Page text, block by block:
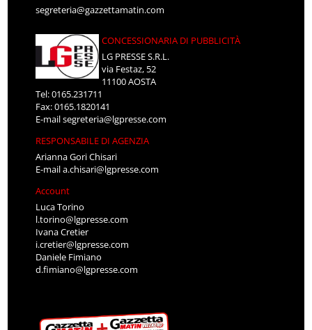
segreteria@gazzettamatin.com
CONCESSIONARIA DI PUBBLICITÀ
LG PRESSE S.R.L.
via Festaz, 52
11100 AOSTA
Tel: 0165.231711
Fax: 0165.1820141
E-mailsegreteria@lgpresse.com
RESPONSABILE DI AGENZIA
Arianna Gori Chisari
E-maila.chisari@lgpresse.com
Account
Luca Torino
l.torino@lgpresse.com
Ivana Cretier
i.cretier@lgpresse.com
Daniele Fimiano
d.fimiano@lgpresse.com